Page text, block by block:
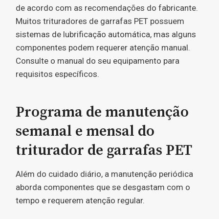
de acordo com as recomendações do fabricante.
Muitos trituradores de garrafas PET possuem
sistemas de lubrificação automática, mas alguns
componentes podem requerer atenção manual.
Consulte o manual do seu equipamento para
requisitos específicos.
Programa de manutenção
semanal e mensal do
triturador de garrafas PET
Além do cuidado diário, a manutenção periódica
aborda componentes que se desgastam com o
tempo e requerem atenção regular.